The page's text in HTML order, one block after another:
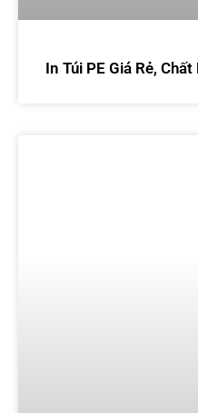
In Túi PE Giá Rẻ,